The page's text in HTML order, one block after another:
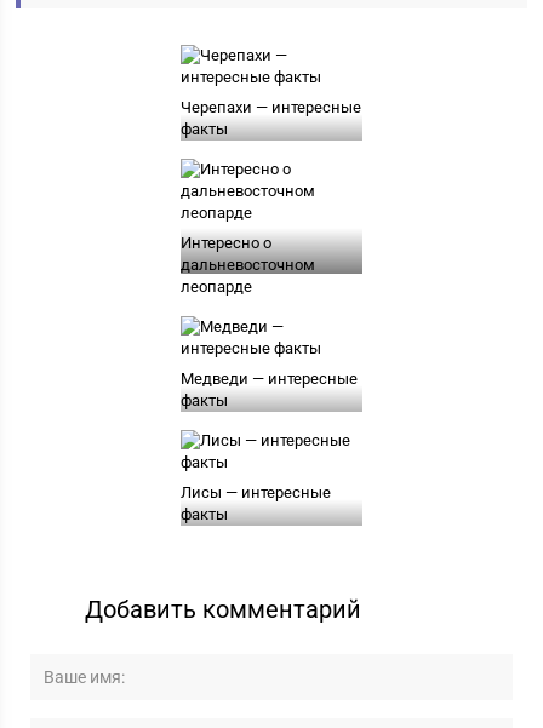
Черепахи — интересные
факты
Интересно о
дальневосточном
леопарде
Медведи — интересные
факты
Лисы — интересные
факты
Добавить комментарий